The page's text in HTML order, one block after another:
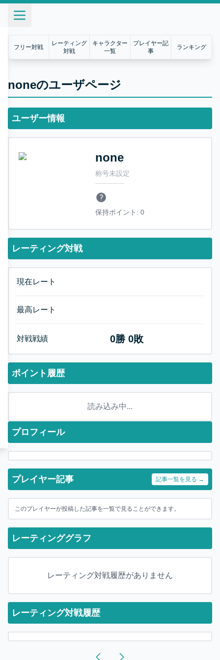
フリー対戦
レーティング
対戦
キャラクター
一覧
プレイヤー記
事
ランキング
noneのユーザページ
ユーザー情報
none
称号未設定
保持ポイント: 0
レーティング対戦
現在レート
最高レート
対戦戦績 0勝 0敗
ポイント履歴
読み込み中...
プロフィール
プレイヤー記事 記事一覧を見る →
このプレイヤーが投稿した記事を一覧で見ることができます。
レーティンググラフ
レーティング対戦履歴がありません
レーティング対戦履歴